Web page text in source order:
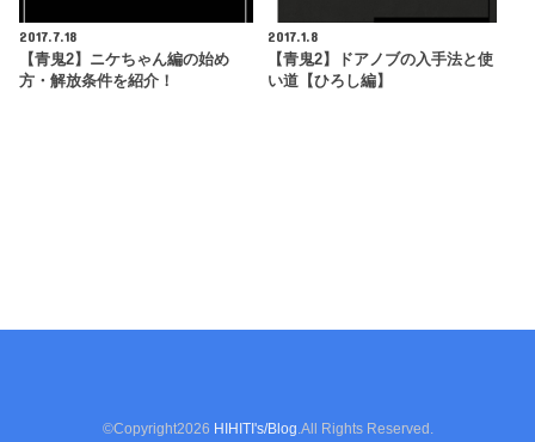
2017.7.18
【青鬼2】ニケちゃん編の始め
方・解放条件を紹介！
2017.1.8
【青鬼2】ドアノブの入手法と使
い道【ひろし編】
©Copyright2026 HIHITI's/Blog.All Rights Reserved.